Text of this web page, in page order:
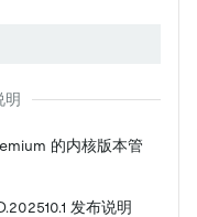
明
的内核版本管
发布说明